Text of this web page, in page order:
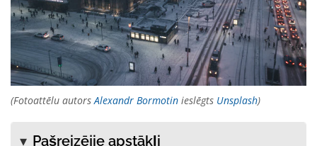
(Fotoattēlu autors Alexandr Bormotin ieslēgts Unsplash)
Pašreizējie apstākļi